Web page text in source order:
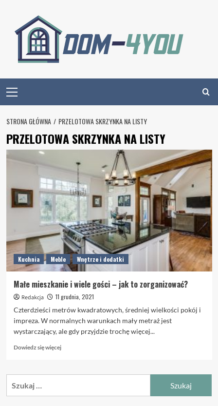
content
Menu
STRONA GŁÓWNA PRZELOTOWA SKRZYNKA NA LISTY
PRZELOTOWA SKRZYNKA NA LISTY
Kuchnia Meble Wnętrze i dodatki
Małe mieszkanie i wiele gości – jak to zorganizować?
Redakcja
11 grudnia, 2021
Czterdzieści metrów kwadratowych, średniej wielkości pokój i
impreza. W normalnych warunkach mały metraż jest
wystarczający, ale gdy przyjdzie trochę więcej...
Dowiedz się więcejDowiedz
o